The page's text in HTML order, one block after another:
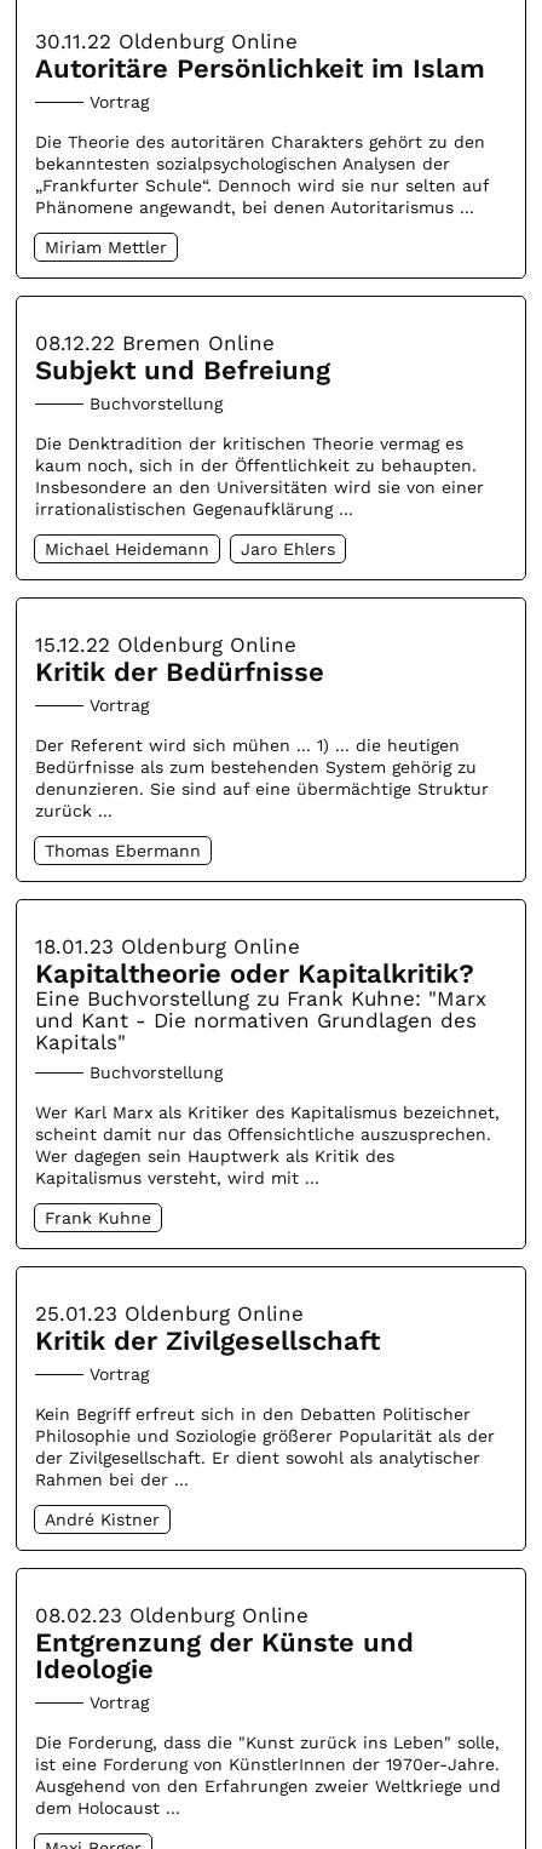
30.11.22 Oldenburg Online
Autoritäre Persönlichkeit im Islam
Vortrag
Die Theorie des autoritären Charakters gehört zu den
bekanntesten sozialpsychologischen Analysen der
„Frankfurter Schule“. Dennoch wird sie nur selten auf
Phänomene angewandt, bei denen Autoritarismus ...
Miriam Mettler
08.12.22 Bremen Online
Subjekt und Befreiung
Buchvorstellung
Die Denktradition der kritischen Theorie vermag es
kaum noch, sich in der Öffentlichkeit zu behaupten.
Insbesondere an den Universitäten wird sie von einer
irrationalistischen Gegenaufklärung ...
Michael Heidemann Jaro Ehlers
15.12.22 Oldenburg Online
Kritik der Bedürfnisse
Vortrag
Der Referent wird sich mühen ... 1) ... die heutigen
Bedürfnisse als zum bestehenden System gehörig zu
denunzieren. Sie sind auf eine übermächtige Struktur
zurück ...
Thomas Ebermann
18.01.23 Oldenburg Online
Kapitaltheorie oder Kapitalkritik?
Eine Buchvorstellung zu Frank Kuhne: "Marx
und Kant - Die normativen Grundlagen des
Kapitals"
Buchvorstellung
Wer Karl Marx als Kritiker des Kapitalismus bezeichnet,
scheint damit nur das Offensichtliche auszusprechen.
Wer dagegen sein Hauptwerk als Kritik des
Kapitalismus versteht, wird mit ...
Frank Kuhne
25.01.23 Oldenburg Online
Kritik der Zivilgesellschaft
Vortrag
Kein Begriff erfreut sich in den Debatten Politischer
Philosophie und Soziologie größerer Popularität als der
der Zivilgesellschaft. Er dient sowohl als analytischer
Rahmen bei der ...
André Kistner
08.02.23 Oldenburg Online
Entgrenzung der Künste und
Ideologie
Vortrag
Die Forderung, dass die "Kunst zurück ins Leben" solle,
ist eine Forderung von KünstlerInnen der 1970er-Jahre.
Ausgehend von den Erfahrungen zweier Weltkriege und
dem Holocaust ...